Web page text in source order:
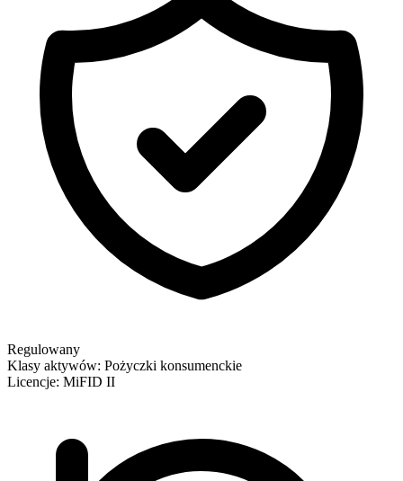
Regulowany
Klasy aktywów: Pożyczki konsumenckie
Licencje: MiFID II